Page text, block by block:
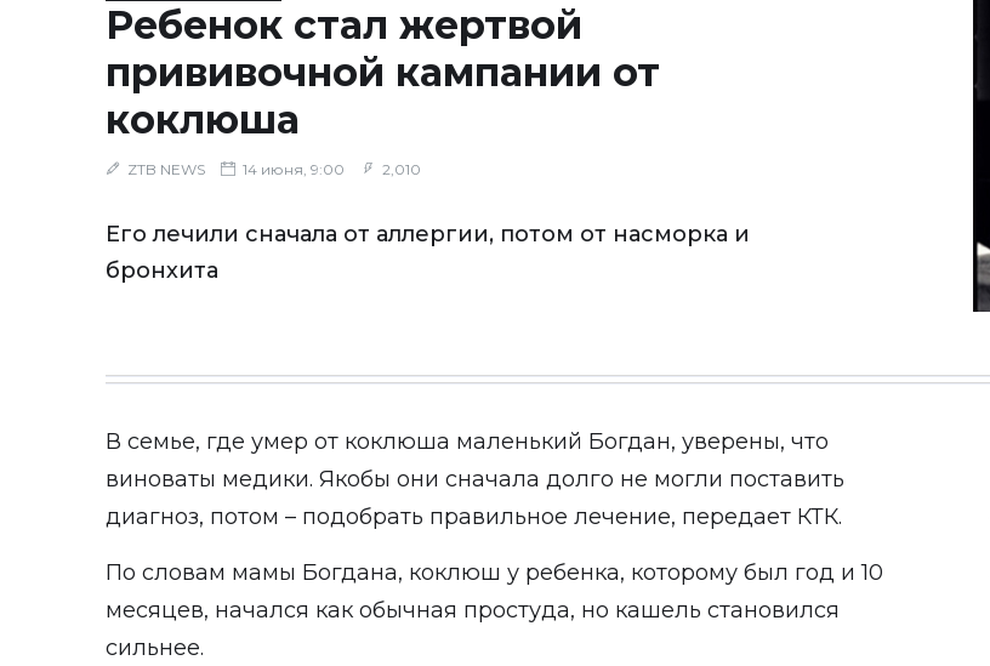
Ребенок стал жертвой
прививочной кампании от
коклюша
ZTB NEWS 14 июня, 9:00 2,010
Его лечили сначала от аллергии, потом от насморка и
бронхита
В семье, где умер от коклюша маленький Богдан, уверены, что
виноваты медики. Якобы они сначала долго не могли поставить
диагноз, потом – подобрать правильное лечение, передает КТК.
По словам мамы Богдана, коклюш у ребенка, которому был год и 10
месяцев, начался как обычная простуда, но кашель становился
сильнее.